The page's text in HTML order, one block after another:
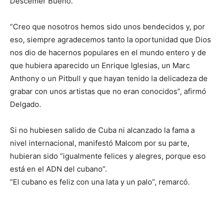
“Creo que nosotros hemos sido unos bendecidos y, por
eso, siempre agradecemos tanto la oportunidad que Dios
nos dio de hacernos populares en el mundo entero y de
que hubiera aparecido un Enrique Iglesias, un Marc
Anthony o un Pitbull y que hayan tenido la delicadeza de
grabar con unos artistas que no eran conocidos”, afirmó
Delgado.
Si no hubiesen salido de Cuba ni alcanzado la fama a
nivel internacional, manifestó Malcom por su parte,
hubieran sido “igualmente felices y alegres, porque eso
está en el ADN del cubano”.
“El cubano es feliz con una lata y un palo”, remarcó.